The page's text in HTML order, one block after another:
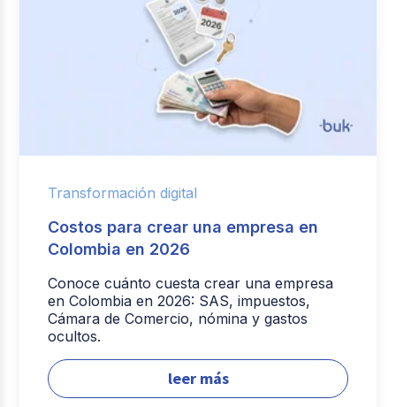
Transformación digital
Costos para crear una empresa en
Colombia en 2026
Conoce cuánto cuesta crear una empresa
en Colombia en 2026: SAS, impuestos,
Cámara de Comercio, nómina y gastos
ocultos.
leer más